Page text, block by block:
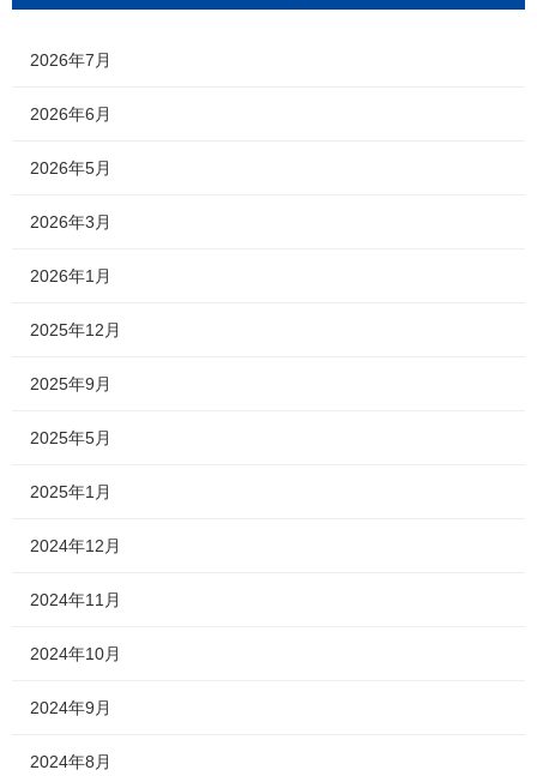
2026年7月
2026年6月
2026年5月
2026年3月
2026年1月
2025年12月
2025年9月
2025年5月
2025年1月
2024年12月
2024年11月
2024年10月
2024年9月
2024年8月